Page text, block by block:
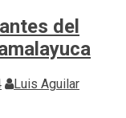
del
Luis Aguilar